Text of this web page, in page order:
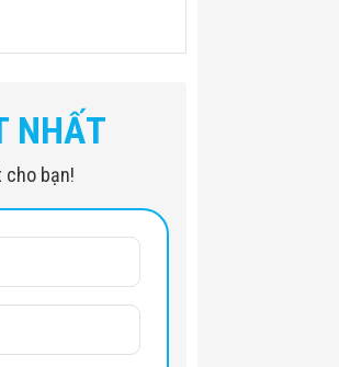
NHẤT
cho bạn!